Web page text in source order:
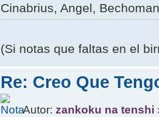
Cinabrius, Angel,
(Si notas que faltas en el
Re: Creo Que
Autor:zankoku na tenshi